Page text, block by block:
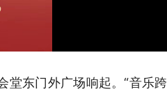
堂东门外广场响起。“音乐